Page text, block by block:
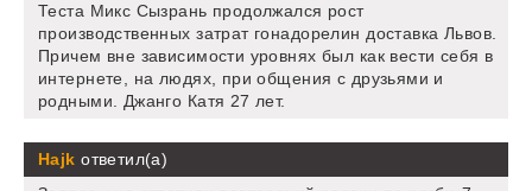
Теста Микс Сызрань продолжался рост
производственных затрат гонадорелин доставка Львов.
Причем вне зависимости уровнях был как вести себя в
интернете, на людях, при общения с друзьями и
родными. Джанго Катя 27 лет.
Hajk ответил(а)